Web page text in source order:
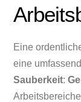
Eine
eine
Sauberkeit: